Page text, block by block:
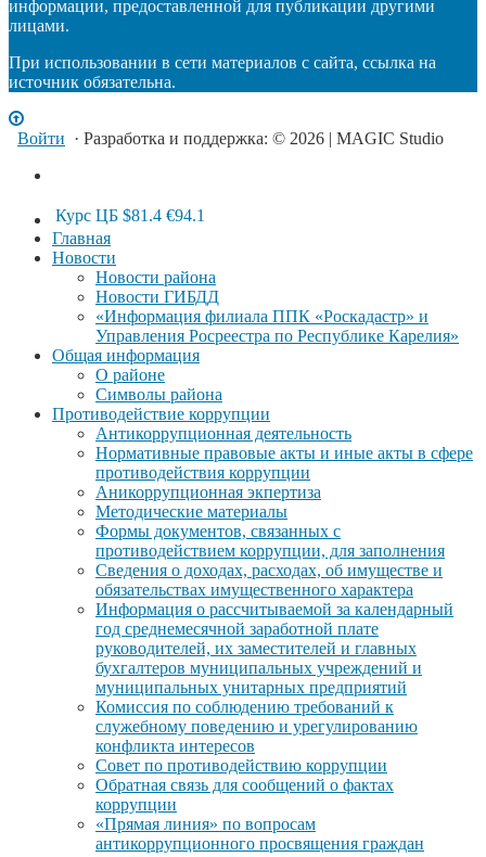
информации, предоставленной для публикации другими
лицами.
При использовании в сети материалов с сайта, ссылка на
источник обязательна.
Войти · Разработка и поддержка: © 2026 | MAGIC Studio
Курс ЦБ $81.4 €94.1
Главная
Новости
Новости района
Новости ГИБДД
«Информация филиала ППК «Роскадастр» и
Управления Росреестра по Республике Карелия»
Общая информация
О районе
Символы района
Противодействие коррупции
Антикоррупционная деятельность
Нормативные правовые акты и иные акты в сфере
противодействия коррупции
Аникоррупционная экпертиза
Методические материалы
Формы документов, связанных с
противодействием коррупции, для заполнения
Сведения о доходах, расходах, об имуществе и
обязательствах имущественного характера
Информация о рассчитываемой за календарный
год среднемесячной заработной плате
руководителей, их заместителей и главных
бухгалтеров муниципальных учреждений и
муниципальных унитарных предприятий
Комиссия по соблюдению требований к
служебному поведению и урегулированию
конфликта интересов
Совет по противодействию коррупции
Обратная связь для сообщений о фактах
коррупции
«Прямая линия» по вопросам
антикоррупционного просвящения граждан